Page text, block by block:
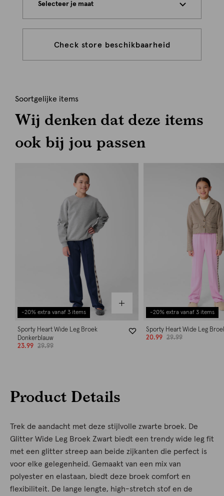
Selecteer je maat
Check store beschikbaarheid
Soortgelijke items
Wij denken dat deze items
ook bij jou passen
-20% extra vanaf 3 items
Sporty Heart Wide Leg Broek
Donkerblauw
23.99
29.99
-20% extra vanaf 3 items
Sporty Heart Wide Leg
20.99
29.99
Product Details
Trek de aandacht met deze stijlvolle zwarte broek. De
Glitter Wide Leg Broek Zwart biedt een trendy wide leg fit
met een glitter streep aan beide zijkanten die perfect is
voor elke gelegenheid. Gemaakt van een mix van
polyester en elastaan, biedt deze broek comfort en
flexibiliteit. De lange lengte, high-stretch stof en de